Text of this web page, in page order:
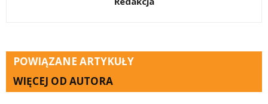
POWIĄZANE ARTYKUŁY
WIĘCEJ OD AUTORA